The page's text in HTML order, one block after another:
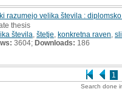
1
razumejo velika števila :
thesis
števila štetje konkretna raven
3604; Downloads: 186
Search done